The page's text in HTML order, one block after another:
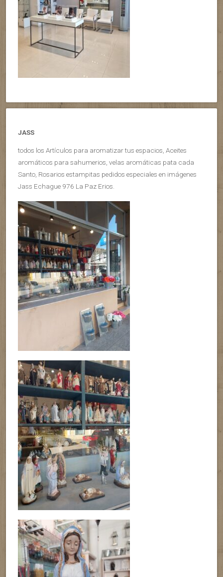
JASS
todos los Artículos para aromatizar tus espacios, Aceites
aromáticos para sahumerios, velas aromáticas pata cada
Santo, Rosarios estampitas pedidos especiales en imágenes
Jass Echague 976 La Paz Erios.